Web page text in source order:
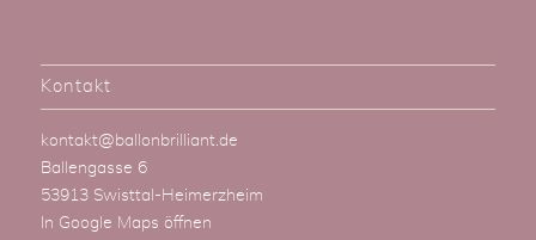
Kontakt
kontakt@ballonbrilliant.de
Ballengasse 6
53913 Swisttal-Heimerzheim
In Google Maps öffnen